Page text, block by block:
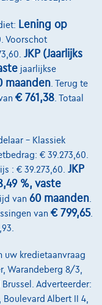
Lening op
Voorschot
JKP (Jaarlijks
jaarlijkse
maanden . Terug te
€ 761,38 . Totaal
– Klassiek
€ 39.273,60.
: € 39.273,60. JKP
%, vaste
van 60 maanden
van € 799,65.
uw kredietaanvraag
Warandeberg 8/3,
Brussel. Adverteerder:
Boulevard Albert II 4,